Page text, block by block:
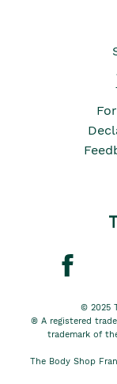
© 2025
® A registered
trademark of
The Body Shop